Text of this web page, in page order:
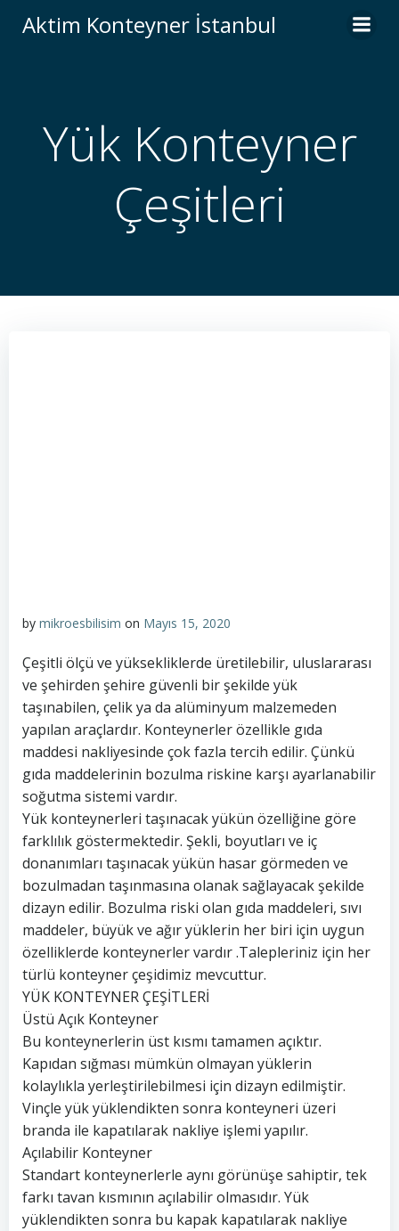
İçeriğe
geç
Aktim Konteyner İstanbul
Yük Konteyner
Çeşitleri
by mikroesbilisim on Mayıs 15, 2020
Çeşitli ölçü ve yüksekliklerde üretilebilir, uluslararası
ve şehirden şehire güvenli bir şekilde yük
taşınabilen, çelik ya da alüminyum malzemeden
yapılan araçlardır. Konteynerler özellikle gıda
maddesi nakliyesinde çok fazla tercih edilir. Çünkü
gıda maddelerinin bozulma riskine karşı ayarlanabilir
soğutma sistemi vardır.
Yük konteynerleri taşınacak yükün özelliğine göre
farklılık göstermektedir. Şekli, boyutları ve iç
donanımları taşınacak yükün hasar görmeden ve
bozulmadan taşınmasına olanak sağlayacak şekilde
dizayn edilir. Bozulma riski olan gıda maddeleri, sıvı
maddeler, büyük ve ağır yüklerin her biri için uygun
özelliklerde konteynerler vardır .Talepleriniz için her
türlü konteyner çeşidimiz mevcuttur.
YÜK KONTEYNER ÇEŞİTLERİ
Üstü Açık Konteyner
Bu konteynerlerin üst kısmı tamamen açıktır.
Kapıdan sığması mümkün olmayan yüklerin
kolaylıkla yerleştirilebilmesi için dizayn edilmiştir.
Vinçle yük yüklendikten sonra konteyneri üzeri
branda ile kapatılarak nakliye işlemi yapılır.
Açılabilir Konteyner
Standart konteynerlerle aynı görünüşe sahiptir, tek
farkı tavan kısmının açılabilir olmasıdır. Yük
yüklendikten sonra bu kapak kapatılarak nakliye